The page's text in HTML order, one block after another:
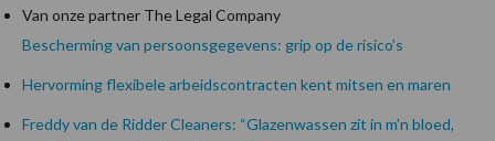
Van onze partner The Legal Company
Bescherming van persoonsgegevens: grip op de risico’s
Hervorming flexibele arbeidscontracten kent mitsen en maren
Freddy van de Ridder Cleaners: “Glazenwassen zit in m’n bloed,